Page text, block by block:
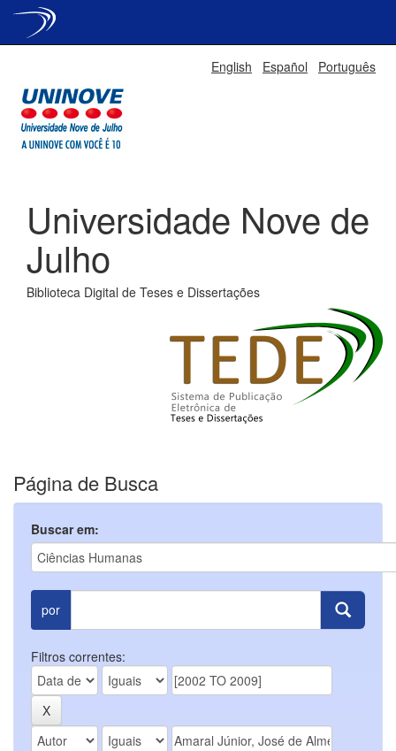
English Español Português
Universidade Nove de
Julho
Biblioteca Digital de Teses e Dissertações
Página de Busca
Buscar em:
por
Filtros correntes: